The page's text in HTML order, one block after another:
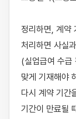
정리하면, 계약
처리하면 사실
(실업급여 수급
맞게 기재해야
다시 계약 기간
기간이 만료될